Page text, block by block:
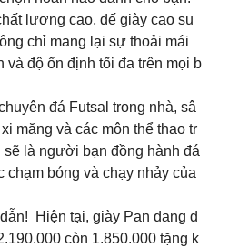
lượng cao, đế giày cao su
chỉ mang lại sự thoải mái
và độ ổn định tối đa trên mọi b
đá Futsal trong nhà, sâ
măng và các môn thể thao tr
sẽ là người bạn đồng hành đá
chạm bóng và chạy nhảy của
Hiện tại, giày Pan đang đ
còn 1.850.000 tặng k